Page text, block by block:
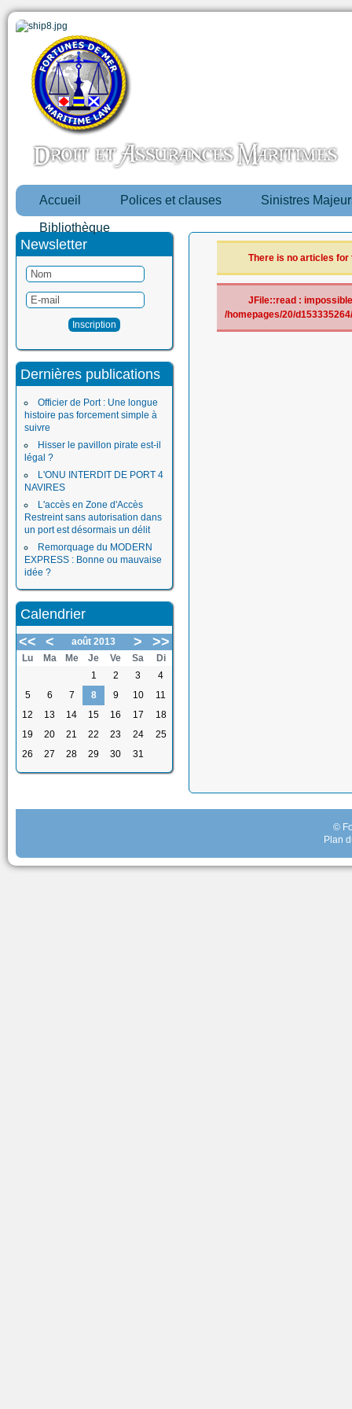
Accueil Polices et clauses Sinistres
Bibliothèque
Newsletter
Dernières publications
Officier de Port : Une longue
histoire pas forcement simple à
suivre
Hisser le pavillon pirate est-il
légal ?
L'ONU INTERDIT DE PORT 4
NAVIRES
L'accès en Zone d'Accès
Restreint sans autorisation dans
un port est désormais un délit
Remorquage du MODERN
EXPRESS : Bonne ou mauvaise
idée ?
Calendrier
<<
< août 2013 > >>
Lu Ma Me Je Ve Sa
Di
1
2 3
4
5
6 7 8 9 10
11
12
13 14 15 16 17
18
19
20 21 22 23 24
25
26
27 28 29 30 31
There is no articles for
JFile::read :
/homepages/20/
©
Plan